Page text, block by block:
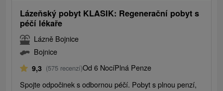
Lázeňský pobyt KLASIK: Regenerační pobyt s
péčí lékaře
Lázně Bojnice
Bojnice
9,3 (575 recenzí)Od 6 NocíPlná Penze
Spojte odpočinek s odbornou péčí. Pobyt s plnou penzí,